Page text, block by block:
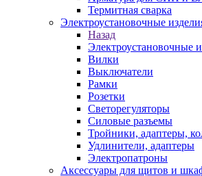
Термитная сварка
Электроустановочные
Назад
Электроустановочные
Вилки
Выключатели
Рамки
Розетки
Светорегуляторы
Силовые разъемы
Тройники, адаптеры,
Удлинители, адаптеры
Электропатроны
Аксессуары для щитов и